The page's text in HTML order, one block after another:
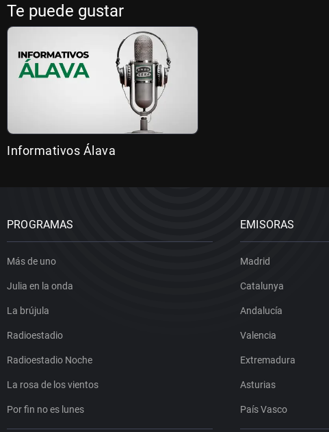
Te puede gustar
Informativos Álava
PROGRAMAS
Más de uno
Julia en la onda
La brújula
Radioestadio
Radioestadio Noche
La rosa de los vientos
Por fin no es lunes
EMISORAS
Madrid
Catalunya
Andalucía
Valencia
Extremadura
Asturias
País Vasco